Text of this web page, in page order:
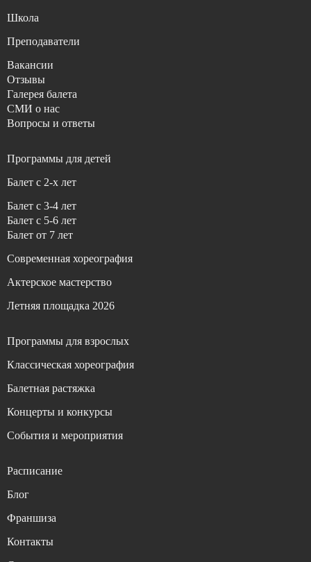
Школа
Преподаватели
Вакансии
Отзывы
Галерея балета
СМИ о нас
Вопросы и ответы
Программы для детей
Балет с 2-x лет
Балет с 3-4 лет
Балет с 5-6 лет
Балет от 7 лет
Современная хореография
Актерское мастерство
Летняя площадка 2026
Программы для взрослых
Классическая хореография
Балетная растяжка
Концерты и конкурсы
События и мероприятия
Расписание
Блог
Франшиза
Контакты